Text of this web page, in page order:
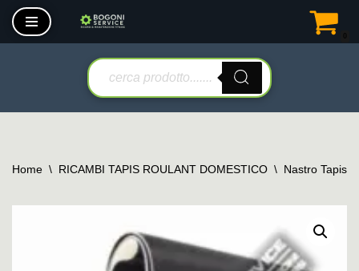
Vai
Home \ RICAMBI TAPIS ROULANT DOMESTICO \ Nastro Tapis